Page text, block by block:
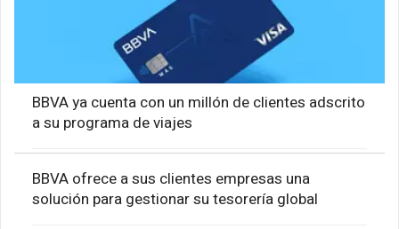
BBVA ya cuenta con un millón de clientes adscrito
a su programa de viajes
BBVA ofrece a sus clientes empresas una
solución para gestionar su tesorería global